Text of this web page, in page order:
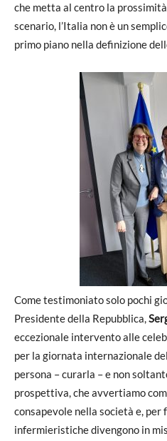
che metta al centro la
scenario, l’Italia non è un
primo piano nella definizione
Come testimoniato solo pochi
Presidente della Repubblica,
eccezionale intervento alle
per la giornata internazionale
persona – curarla – e non
prospettiva, che avvertiamo
consapevole nella società e, per
infermieristiche divengono in